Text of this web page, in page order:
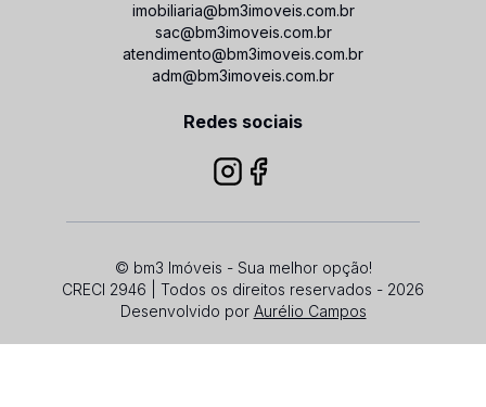
imobiliaria@bm3imoveis.com.br
sac@bm3imoveis.com.br
atendimento@bm3imoveis.com.br
adm@bm3imoveis.com.br
Redes sociais
© bm3 Imóveis - Sua melhor opção!
CRECI 2946 | Todos os direitos reservados - 2026
Desenvolvido por Aurélio Campos